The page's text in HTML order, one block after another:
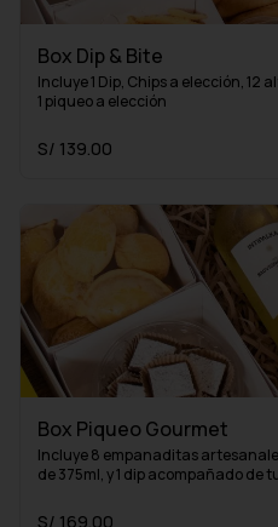
Box Dip & Bite
Incluye 1 Dip, Chips a elección, 12
1 piqueo a elección
S/ 139.00
Box Piqueo Gourmet
Incluye 8 empanaditas
de 375ml, y 1 dip acompañado de
S/ 169.00